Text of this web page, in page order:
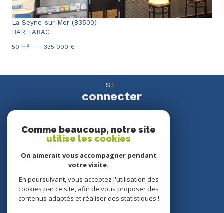
La Seyne-sur-Mer (83500)
BAR TABAC
50 m² - 335 000 €
SE
connecter
espace propriétaire
NOUS
NOUS
adhérons
Comme beaucoup, notre site
utilise les cookies
On aimerait vous accompagner pendant
votre visite.
En poursuivant, vous acceptez l'utilisation des
cookies par ce site, afin de vous proposer des
contenus adaptés et réaliser des statistiques !